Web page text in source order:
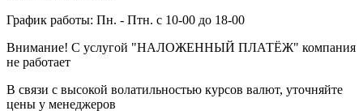
График работы: Пн. - Птн. с 10-00 до 18-00
Внимание! С услугой "НАЛОЖЕННЫЙ ПЛАТЁЖ" компания
не работает
В связи с высокой волатильностью курсов валют, уточняйте
цены у менеджеров